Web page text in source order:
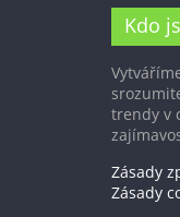
Kdo
trendy v
Zásady
Zásady